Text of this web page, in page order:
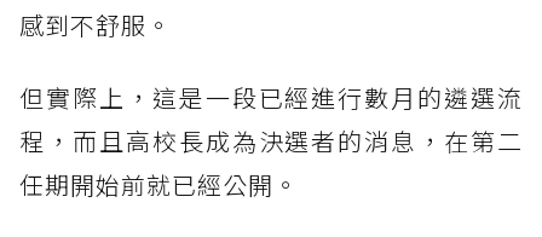
感到不舒服。
但實際上，這是一段已經進行數月的遴選流
程，而且高校長成為決選者的消息，在第二
任期開始前就已經公開。